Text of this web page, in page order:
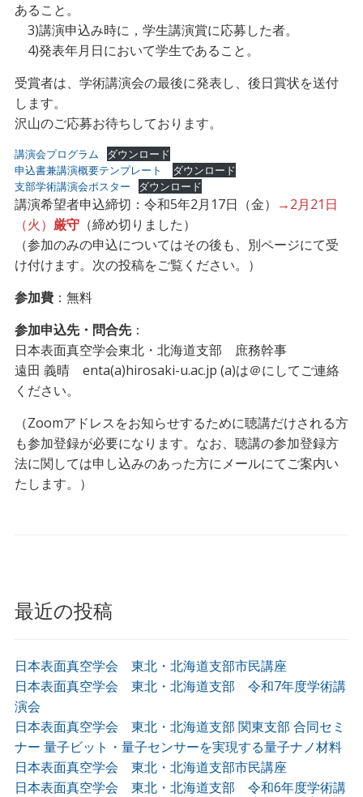
最近の投稿
日本表面真空学会 東北・北海道支部市民講座
日本表面真空学会 東北・北海道支部 令和7年度学術講
演会
日本表面真空学会 東北・北海道支部 関東支部 合同セミ
ナー 量子ビット・量子センサーを実現する量子ナノ材料
日本表面真空学会 東北・北海道支部市民講座
日本表面真空学会 東北・北海道支部 令和6年度学術講
あること。
3)講演申込み時に，学生講演賞に応募した者。
4)発表年月日において学生であること。
受賞者は、学術講演会の最後に発表し、後日賞状を送付
します。
沢山のご応募お待ちしております。
講演会プログラム
ダウンロード
申込書兼講演概要テンプレート
ダウンロード
支部学術講演会ポスター
ダウンロード
講演希望者申込締切：令和5年2月17日（金） →2月21日
（火） 厳守（締め切りました）
（参加のみの申込についてはその後も、別ページにて受
け付けます。次の投稿をご覧ください。）
参加費：無料
参加申込先・問合先：
日本表面真空学会東北・北海道支部 庶務幹事
遠田 義晴 enta(a)hirosaki-u.ac.jp (a)は＠にしてご連絡
ください。
（Zoomアドレスをお知らせするために聴講だけされる方
も参加登録が必要になります。なお、聴講の参加登録方
法に関しては申し込みのあった方にメールにてご案内い
たします。）